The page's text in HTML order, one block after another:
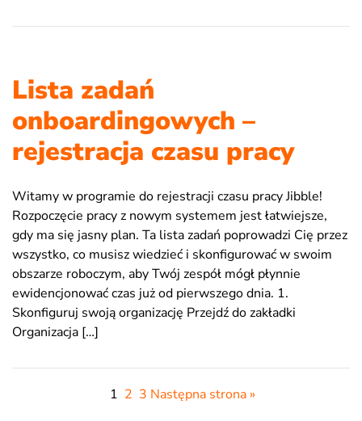
Lista zadań
onboardingowych –
rejestracja czasu pracy
Witamy w programie do rejestracji czasu pracy Jibble!
Rozpoczęcie pracy z nowym systemem jest łatwiejsze,
gdy ma się jasny plan. Ta lista zadań poprowadzi Cię przez
wszystko, co musisz wiedzieć i skonfigurować w swoim
obszarze roboczym, aby Twój zespół mógł płynnie
ewidencjonować czas już od pierwszego dnia. 1.
Skonfiguruj swoją organizację Przejdź do zakładki
Organizacja […]
1 2 3 Następna strona »